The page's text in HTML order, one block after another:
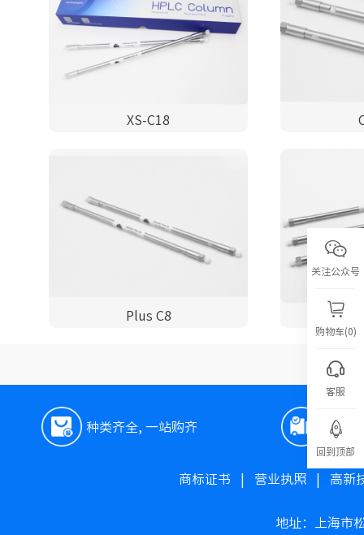
XS-C18
Plus C8
种类齐全, 一站购齐 极速
商标证书 营业执照| 高新
地址：上海市
关注公众号
购物车(0)
客服
回到顶部